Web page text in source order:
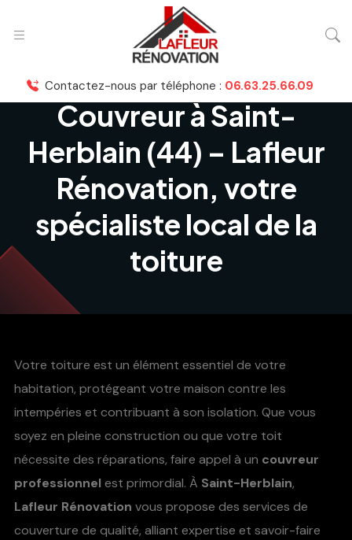
Contactez-nous par téléphone : 06.63.25.66.09
Couvreur à Saint-
Herblain (44) – Lafleur
Rénovation, votre
spécialiste local de la
toiture
Votre toiture est un élément essentiel de votre
habitation, protégeant votre maison contre les
intempéries et contribuant à son isolation. Que vous
soyez en pleine construction ou que votre toit
nécessite des réparations, faire appel à un couvreur
professionnel est primordial. À Saint-Herblain,
Lafleur Rénovation vous propose des services de
couverture de qualité, alliant expertise et savoir-faire